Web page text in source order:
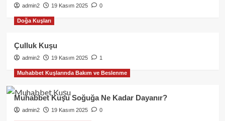
admin2 19 Kasım 2025 0
Doğa Kuşları
Çulluk Kuşu
admin2 19 Kasım 2025 1
Muhabbet Kuşlarında Bakım ve Beslenme
Muhabbet Kuşu Soğuğa Ne Kadar Dayanır?
admin2 19 Kasım 2025 0